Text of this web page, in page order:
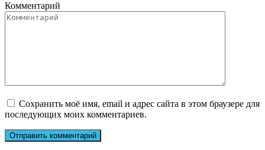
Комментарий
Сохранить моё имя, email и адрес сайта в этом браузере для
последующих моих комментариев.